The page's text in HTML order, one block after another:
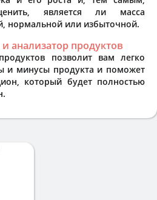
является ли масса
нормальной или избыточной.
анализатор продуктов
позволит вам легко
и минусы продукта и поможет
который будет полностью